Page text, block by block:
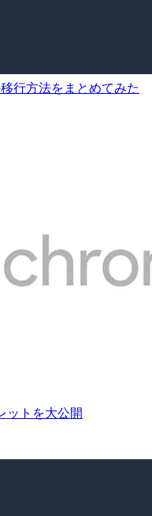
行方法をまとめてみた
ットを大公開